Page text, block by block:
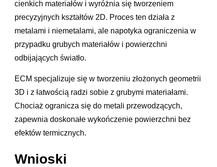
cienkich materiałów i wyróżnia się tworzeniem
precyzyjnych kształtów 2D. Proces ten działa z
metalami i niemetalami, ale napotyka ograniczenia w
przypadku grubych materiałów i powierzchni
odbijających światło.
ECM specjalizuje się w tworzeniu złożonych geometrii
3D i z łatwością radzi sobie z grubymi materiałami.
Chociaż ogranicza się do metali przewodzących,
zapewnia doskonałe wykończenie powierzchni bez
efektów termicznych.
Wnioski